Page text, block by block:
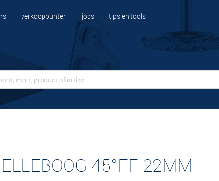
verkooppunten jobs tips en tools
45°FF 22MM